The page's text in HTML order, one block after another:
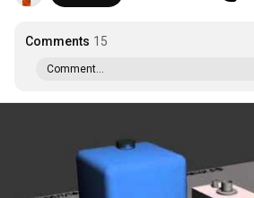
Comments 15
Comment...